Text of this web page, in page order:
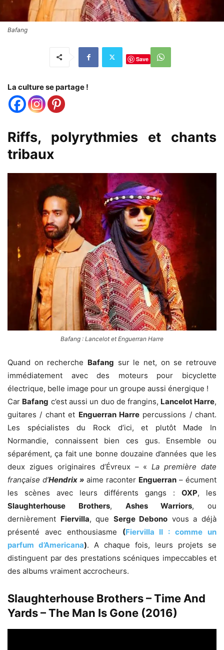
Bafang
Save
La culture se partage !
Riffs, polyrythmies et chants
tribaux
Bafang : Lancelot et Enguerran Harre
Quand on recherche Bafang sur le net, on se retrouve
immédiatement avec des moteurs pour bicyclette
électrique, belle image pour un groupe aussi énergique !
Car Bafang c’est aussi un duo de frangins, Lancelot Harre,
guitares / chant et Enguerran Harrepercussions / chant.
Les spécialistes du Rock d’ici, et plutôt Made In
Normandie, connaissent bien ces gus. Ensemble ou
séparément, ça fait une bonne douzaine d’années que les
deux zigues originaires d’Évreux – «La première date
française d’Hendrix » aime raconter Enguerran – écument
les scènes avec leurs différents gangs : OXP, les
Slaughterhouse Brothers, Ashes Warriors, ou
dernièrement Fiervilla, que Serge Debono vous a déjà
présenté avec enthousiasme (Fiervilla II : comme un
parfum d’Americana). A chaque fois, leurs projets se
distinguent par des prestations scéniques impeccables et
des albums vraiment accrocheurs.
Slaughterhouse Brothers – Time And
Yards – The Man Is Gone (2016)